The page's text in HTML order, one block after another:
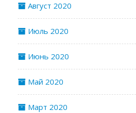
Август 2020
Июль 2020
Июнь 2020
Май 2020
Март 2020